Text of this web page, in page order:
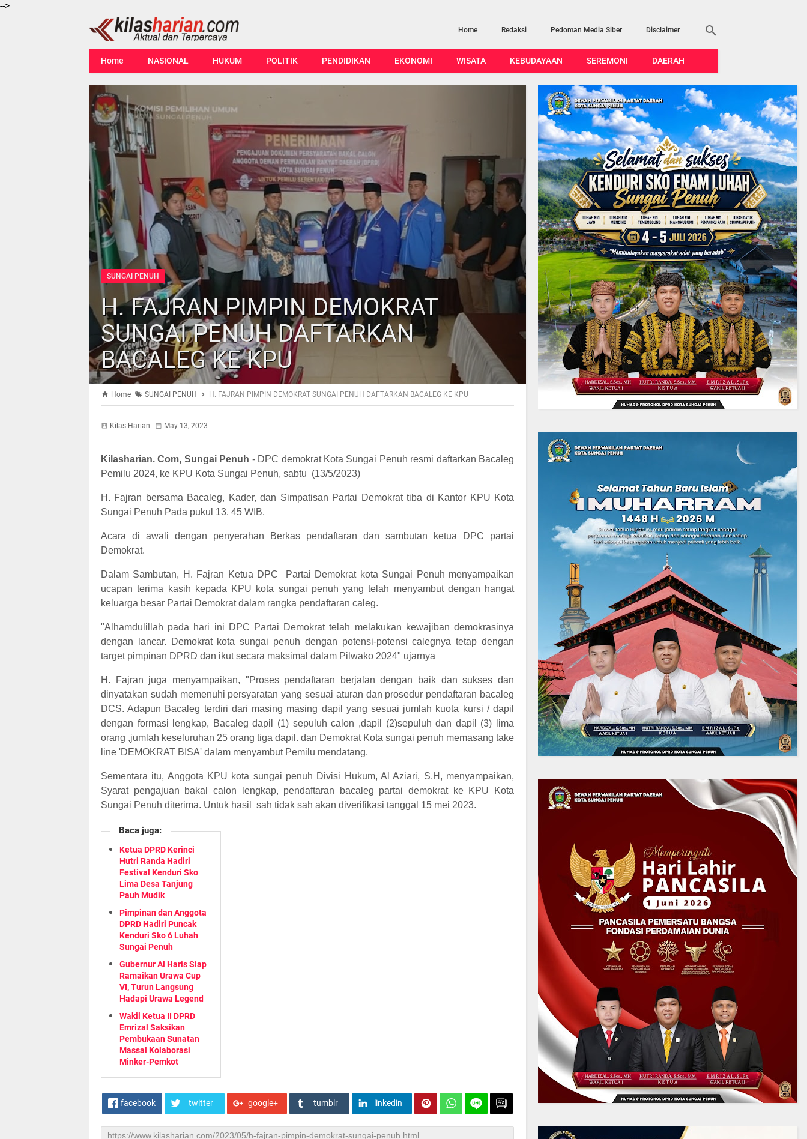
-->
Home Redaksi Pedoman Media Siber Disclaimer
Home NASIONAL HUKUM POLITIK PENDIDIKAN EKONOMI WISATA KEBUDAYAAN SEREMONI DAERAH
SUNGAI PENUH
H. FAJRAN PIMPIN DEMOKRAT
SUNGAI PENUH DAFTARKAN
BACALEG KE KPU
Home SUNGAI PENUH H. FAJRAN PIMPIN DEMOKRAT SUNGAI PENUH DAFTARKAN BACALEG KE KPU
Kilas Harian May 13, 2023
Kilasharian. Com, Sungai Penuh - DPC demokrat Kota Sungai Penuh resmi daftarkan Bacaleg
Pemilu 2024, ke KPU Kota Sungai Penuh, sabtu (13/5/2023)
H. Fajran bersama Bacaleg, Kader, dan Simpatisan Partai Demokrat tiba di Kantor KPU Kota
Sungai Penuh Pada pukul 13. 45 WIB.
Acara di awali dengan penyerahan Berkas pendaftaran dan sambutan ketua DPC partai
Demokrat.
Dalam Sambutan, H. Fajran Ketua DPC Partai Demokrat kota Sungai Penuh menyampaikan
ucapan terima kasih kepada KPU kota sungai penuh yang telah menyambut dengan hangat
keluarga besar Partai Demokrat dalam rangka pendaftaran caleg.
"Alhamdulillah pada hari ini DPC Partai Demokrat telah melakukan kewajiban demokrasinya
dengan lancar. Demokrat kota sungai penuh dengan potensi-potensi calegnya tetap dengan
target pimpinan DPRD dan ikut secara maksimal dalam Pilwako 2024" ujarnya
H. Fajran juga menyampaikan, "Proses pendaftaran berjalan dengan baik dan sukses dan
dinyatakan sudah memenuhi persyaratan yang sesuai aturan dan prosedur pendaftaran bacaleg
DCS. Adapun Bacaleg terdiri dari masing masing dapil yang sesuai jumlah kuota kursi / dapil
dengan formasi lengkap, Bacaleg dapil (1) sepuluh calon ,dapil (2)sepuluh dan dapil (3) lima
orang ,jumlah keseluruhan 25 orang tiga dapil. dan Demokrat Kota sungai penuh memasang take
line 'DEMOKRAT BISA' dalam menyambut Pemilu mendatang.
Sementara itu, Anggota KPU kota sungai penuh Divisi Hukum, Al Aziari, S.H, menyampaikan,
Syarat pengajuan bakal calon lengkap, pendaftaran bacaleg partai demokrat ke KPU Kota
Sungai Penuh diterima. Untuk hasil sah tidak sah akan diverifikasi tanggal 15 mei 2023.
Baca juga:
Ketua DPRD Kerinci
Hutri Randa Hadiri
Festival Kenduri Sko
Lima Desa Tanjung
Pauh Mudik
Pimpinan dan Anggota
DPRD Hadiri Puncak
Kenduri Sko 6 Luhah
Sungai Penuh
Gubernur Al Haris Siap
Ramaikan Urawa Cup
VI, Turun Langsung
Hadapi Urawa Legend
Wakil Ketua II DPRD
Emrizal Saksikan
Pembukaan Sunatan
Massal Kolaborasi
Minker-Pemkot
facebook twitter google+ tumblr linkedin